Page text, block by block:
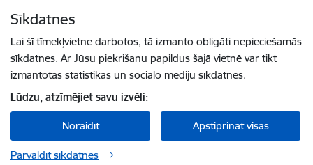
Sīkdatnes
Lai šī tīmekļvietne darbotos, tā izmanto obligāti nepieciešamās
sīkdatnes. Ar Jūsu piekrišanu papildus šajā vietnē var tikt
izmantotas statistikas un sociālo mediju sīkdatnes.
Lūdzu, atzīmējiet savu izvēli:
Noraidīt Apstiprināt visas
Pārvaldīt sīkdatnes